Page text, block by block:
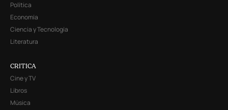
Política
Economía
Ciencia y Tecnología
Literatura
CRITICA
Cine y TV
Libros
Música